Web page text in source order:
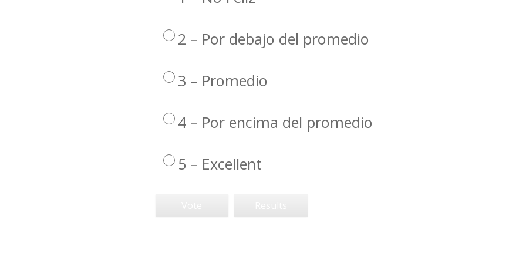
2 – Por debajo del promedio
3 – Promedio
4 – Por encima del promedio
5 – Excellent